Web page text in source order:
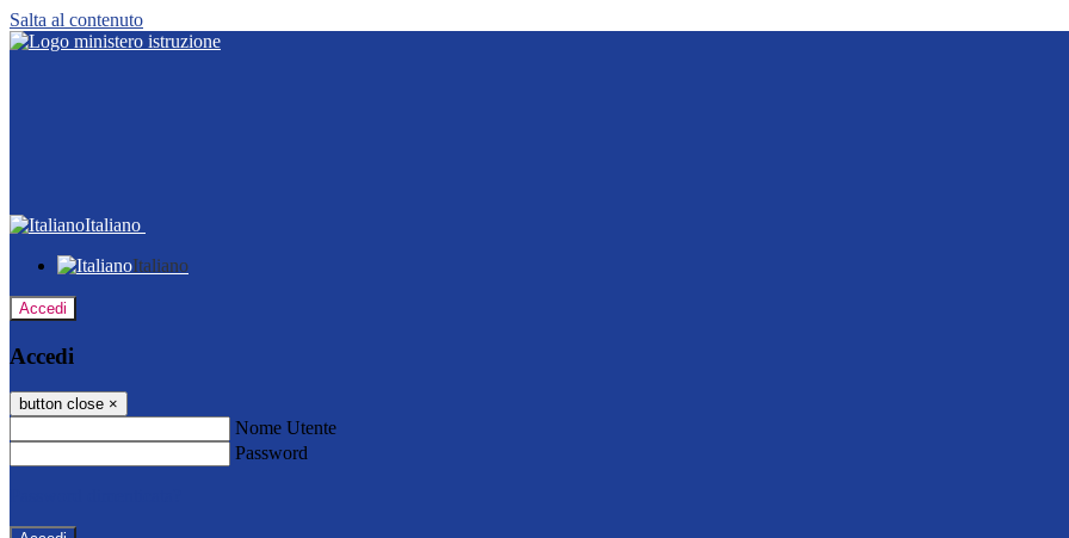
Salta al contenuto
Italiano
Italiano
Accedi
Accedi
button close ×
Nome Utente
Password